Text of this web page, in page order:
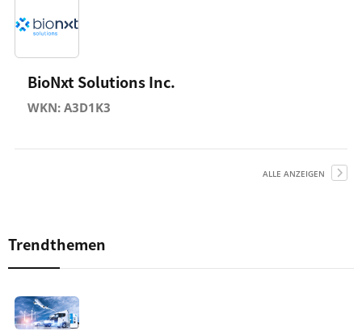
BioNxt Solutions Inc.
WKN: A3D1K3
ALLE ANZEIGEN
Trendthemen